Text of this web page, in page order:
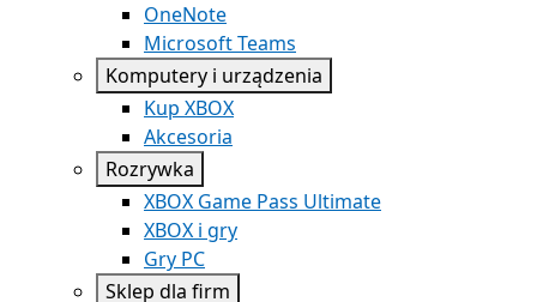
OneNote
Microsoft Teams
Komputery i urządzenia
Kup XBOX
Akcesoria
Rozrywka
XBOX Game Pass Ultimate
XBOX i gry
Gry PC
Sklep dla firm